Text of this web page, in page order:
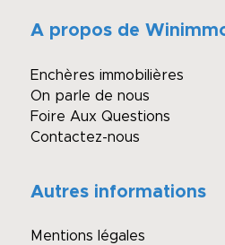
A propos de
Enchères immobilières
On parle de nous
Foire Aux Questions
Contactez-nous
Autres informations
Mentions légales